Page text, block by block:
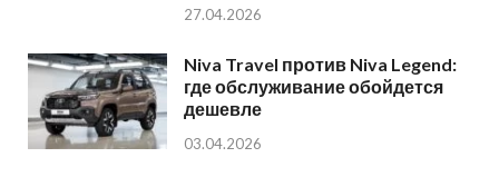
27.04.2026
Niva Travel против Niva Legend:
где обслуживание обойдется
дешевле
03.04.2026